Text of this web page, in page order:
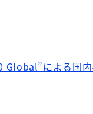
による国